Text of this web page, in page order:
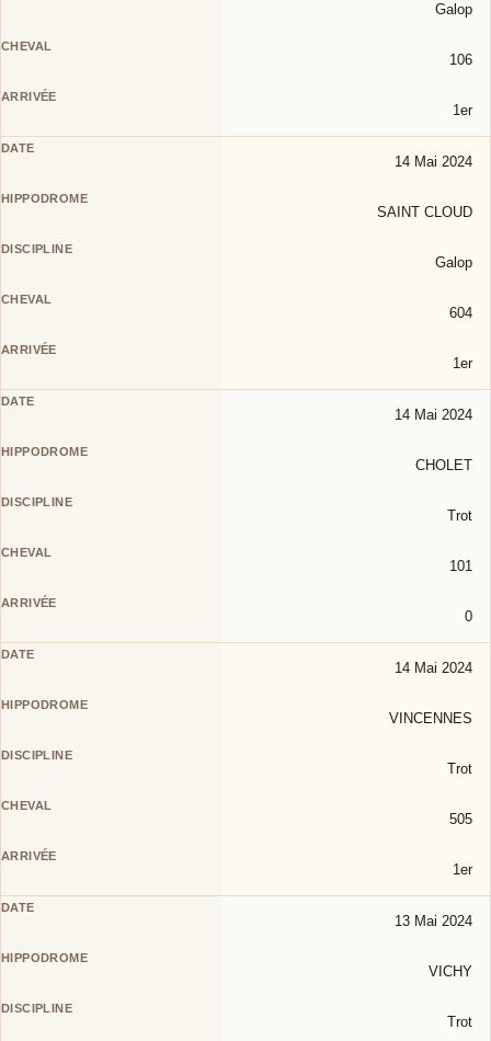
Galop
106
1er
14 Mai 2024
SAINT CLOUD
Galop
604
1er
14 Mai 2024
CHOLET
Trot
101
0
14 Mai 2024
VINCENNES
Trot
505
1er
13 Mai 2024
VICHY
Trot